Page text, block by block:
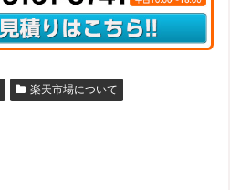
楽天市場について